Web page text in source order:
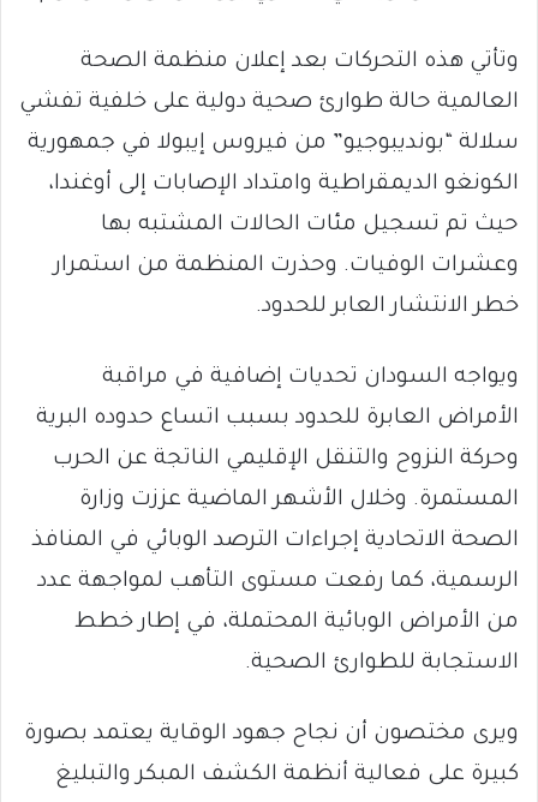
وتأتي هذه التحركات بعد إعلان منظمة الصحة
العالمية حالة طوارئ صحية دولية على خلفية تفشي
سلالة “بونديبوجيو” من فيروس إيبولا في جمهورية
الكونغو الديمقراطية وامتداد الإصابات إلى أوغندا،
حيث تم تسجيل مئات الحالات المشتبه بها
وعشرات الوفيات. وحذرت المنظمة من استمرار
خطر الانتشار العابر للحدود.
ويواجه السودان تحديات إضافية في مراقبة
الأمراض العابرة للحدود بسبب اتساع حدوده البرية
وحركة النزوح والتنقل الإقليمي الناتجة عن الحرب
المستمرة. وخلال الأشهر الماضية عززت وزارة
الصحة الاتحادية إجراءات الترصد الوبائي في المنافذ
الرسمية، كما رفعت مستوى التأهب لمواجهة عدد
من الأمراض الوبائية المحتملة، في إطار خطط
الاستجابة للطوارئ الصحية.
ويرى مختصون أن نجاح جهود الوقاية يعتمد بصورة
كبيرة على فعالية أنظمة الكشف المبكر والتبليغ